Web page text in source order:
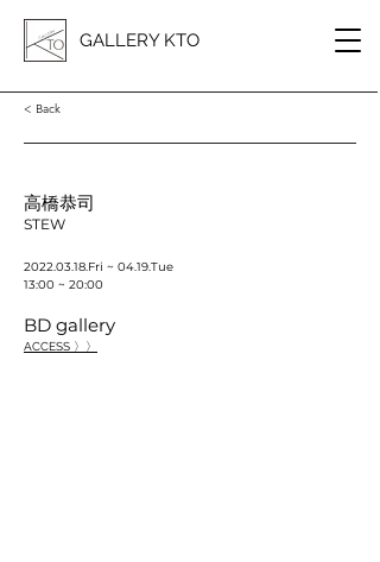
GALLERY KTO
< Back
高橋恭司
STEW
2022.03.18.Fri ~ 04.19.Tue
13:00 ~ 20:00
BD gallery
ACCESS 〉〉